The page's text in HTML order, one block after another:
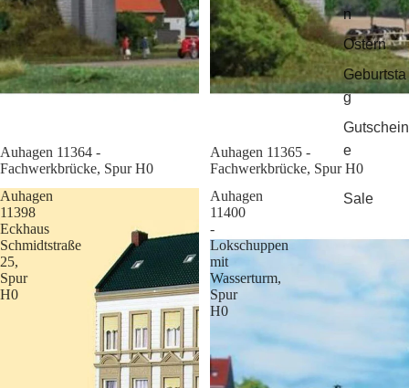
n
Ostern
Geburtsta
g
Gutschein
e
Sale
Sale
Auhagen 11364 -
Fachwerkbrücke, Spur H0
Sale
Auhagen 11365 -
Fachwerkbrücke, Spur H0
Auhagen
11398
Eckhaus
Schmidtstraße
25,
Spur
H0
Auhagen
11400
-
Lokschuppen
mit
Wasserturm,
Spur
H0